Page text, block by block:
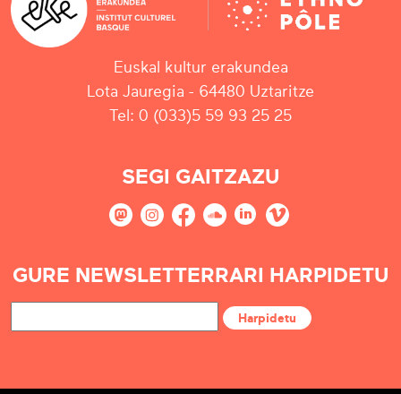
Euskal kultur erakundea
Lota Jauregia - 64480 Uztaritze
Tel: 0 (033)5 59 93 25 25
SEGI GAITZAZU
GURE NEWSLETTERRARI HARPIDETU
Harpidetu